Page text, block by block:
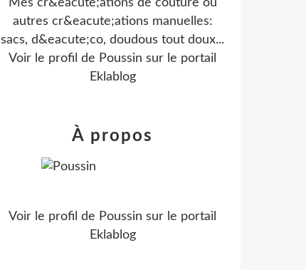
Mes cr&eacute;ations de couture ou
autres cr&eacute;ations manuelles:
sacs, d&eacute;co, doudous tout doux...
Voir le profil de Poussin sur le portail
Eklablog
À propos
Voir le profil de Poussin sur le portail
Eklablog